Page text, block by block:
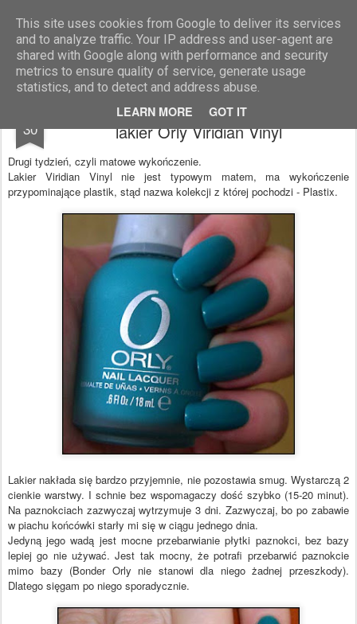
This site uses cookies from Google to deliver its services
and to analyze traffic. Your IP address and user-agent are
shared with Google along with performance and security
metrics to ensure quality of service, generate usage
statistics, and to detect and address abuse.
LEARN MORE GOT IT
Blog Moniszona
30
Paznokciowy Projekt Finish - tydzień II -
lakier Orly Viridian Vinyl
Drugi tydzień, czyli matowe wykończenie.
Lakier Viridian Vinyl nie jest typowym matem, ma wykończenie
przypominające plastik, stąd nazwa kolekcji z której pochodzi - Plastix.
Lakier nakłada się bardzo przyjemnie, nie pozostawia smug. Wystarczą 2
cienkie warstwy. I schnie bez wspomagaczy dość szybko (15-20 minut).
Na paznokciach zazwyczaj wytrzymuje 3 dni. Zazwyczaj, bo po zabawie
w piachu końcówki starły mi się w ciągu jednego dnia.
Jedyną jego wadą jest mocne przebarwianie płytki paznokci, bez bazy
lepiej go nie używać. Jest tak mocny, że potrafi przebarwić paznokcie
mimo bazy (Bonder Orly nie stanowi dla niego żadnej przeszkody).
Dlatego sięgam po niego sporadycznie.